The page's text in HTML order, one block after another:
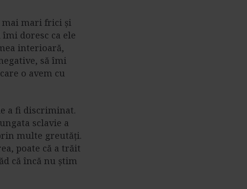
mai mari frici și
doresc ca ele
interioară,
să îmi
o avem cu
a fi discriminat.
sclavie a
multe greutăți.
poate că a trăit
că încă nu știm